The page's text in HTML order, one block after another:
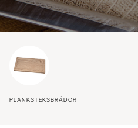
PLANKSTEKSBRÄDOR